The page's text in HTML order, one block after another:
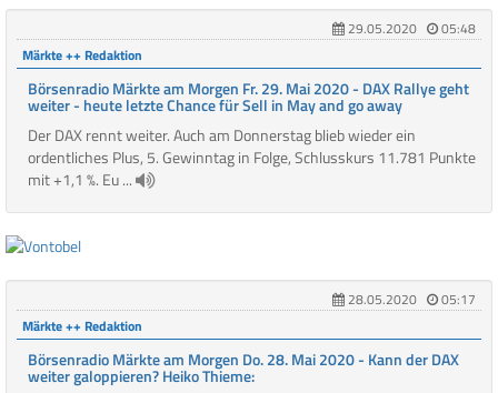
29.05.2020
05:48
Märkte ++ Redaktion
Börsenradio Märkte am Morgen Fr. 29. Mai 2020 - DAX Rallye geht
weiter - heute letzte Chance für Sell in May and go away
Der DAX rennt weiter. Auch am Donnerstag blieb wieder ein
ordentliches Plus, 5. Gewinntag in Folge, Schlusskurs 11.781 Punkte
mit +1,1 %. Eu ...
28.05.2020
05:17
Märkte ++ Redaktion
Börsenradio Märkte am Morgen Do. 28. Mai 2020 - Kann der DAX
weiter galoppieren? Heiko Thieme: